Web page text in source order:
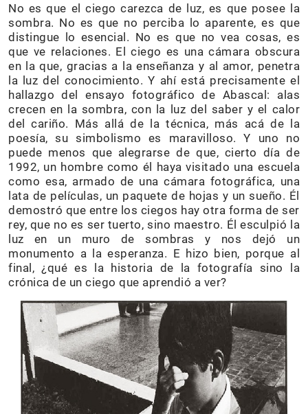
No es que el ciego carezca de luz, es que posee la
sombra. No es que no perciba lo aparente, es que
distingue lo esencial. No es que no vea cosas, es
que ve relaciones. El ciego es una cámara obscura
en la que, gracias a la enseñanza y al amor, penetra
la luz del conocimiento. Y ahí está precisamente el
hallazgo del ensayo fotográfico de Abascal: alas
crecen en la sombra, con la luz del saber y el calor
del cariño. Más allá de la técnica, más acá de la
poesía, su simbolismo es maravilloso. Y uno no
puede menos que alegrarse de que, cierto día de
1992, un hombre como él haya visitado una escuela
como esa, armado de una cámara fotográfica, una
lata de películas, un paquete de hojas y un sueño. Él
demostró que entre los ciegos hay otra forma de ser
rey, que no es ser tuerto, sino maestro. Él esculpió la
luz en un muro de sombras y nos dejó un
monumento a la esperanza. E hizo bien, porque al
final, ¿qué es la historia de la fotografía sino la
crónica de un ciego que aprendió a ver?